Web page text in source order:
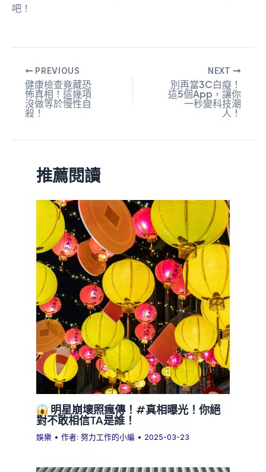
吧！
PREVIOUS
健康檢查竟藏恐
怖真相！這幾項
沒做等於慢性自
殺！
NEXT
別再當3C白癡！
這5個App，讓你
一秒變科技潮
人！
推薦閱讀
明星崩壞照瘋傳！#真相曝光！你絕
對不敢相信TA是誰！
娛樂 • 作者:努力工作的小編 • 2025-03-23